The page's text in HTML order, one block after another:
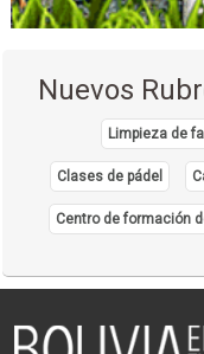
Nuevos
Limpieza de
Clases de pádel
Centro de formación